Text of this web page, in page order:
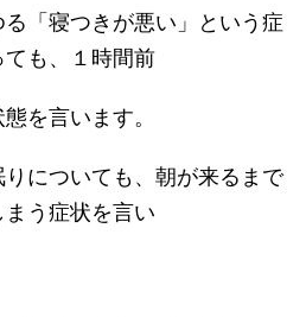
「寝つきが悪い」という症
も、１時間前
を言います。
についても、朝が来るまで
う症状を言い